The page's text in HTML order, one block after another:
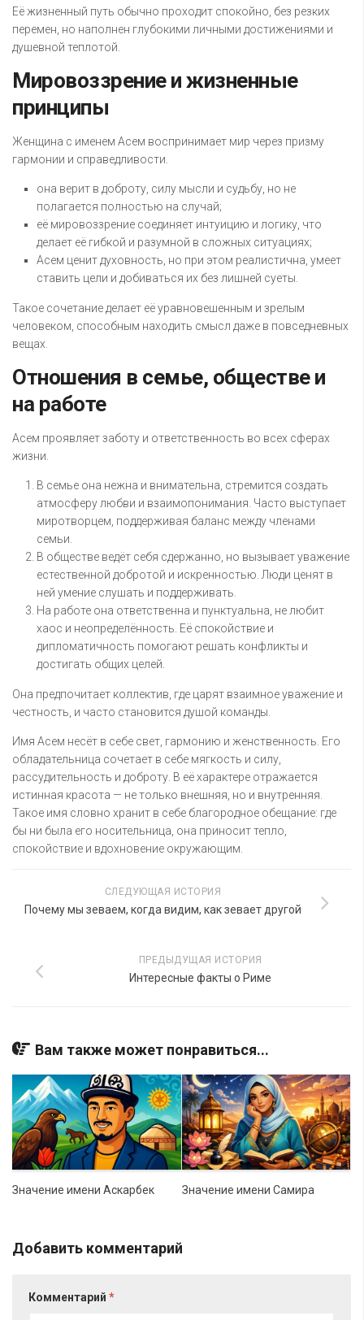
Её жизненный путь обычно проходит спокойно, без резких
перемен, но наполнен глубокими личными достижениями и
душевной теплотой.
Мировоззрение и жизненные
принципы
Женщина с именем Асем воспринимает мир через призму
гармонии и справедливости.
она верит в доброту, силу мысли и судьбу, но не
полагается полностью на случай;
её мировоззрение соединяет интуицию и логику, что
делает её гибкой и разумной в сложных ситуациях;
Асем ценит духовность, но при этом реалистична, умеет
ставить цели и добиваться их без лишней суеты.
Такое сочетание делает её уравновешенным и зрелым
человеком, способным находить смысл даже в повседневных
вещах.
Отношения в семье, обществе и
на работе
Асем проявляет заботу и ответственность во всех сферах
жизни.
В семье она нежна и внимательна, стремится создать
атмосферу любви и взаимопонимания. Часто выступает
миротворцем, поддерживая баланс между членами
семьи.
В обществе ведёт себя сдержанно, но вызывает уважение
естественной добротой и искренностью. Люди ценят в
ней умение слушать и поддерживать.
На работе она ответственна и пунктуальна, не любит
хаос и неопределённость. Её спокойствие и
дипломатичность помогают решать конфликты и
достигать общих целей.
Она предпочитает коллектив, где царят взаимное уважение и
честность, и часто становится душой команды.
Имя Асем несёт в себе свет, гармонию и женственность. Его
обладательница сочетает в себе мягкость и силу,
рассудительность и доброту. В её характере отражается
истинная красота — не только внешняя, но и внутренняя.
Такое имя словно хранит в себе благородное обещание: где
бы ни была его носительница, она приносит тепло,
спокойствие и вдохновение окружающим.
СЛЕДУЮЩАЯ ИСТОРИЯ
Почему мы зеваем, когда видим, как зевает другой
ПРЕДЫДУЩАЯ ИСТОРИЯ
Интересные факты о Риме
Вам также может понравиться...
Значение имени Аскарбек Значение имени Самира
Добавить комментарий
Комментарий *